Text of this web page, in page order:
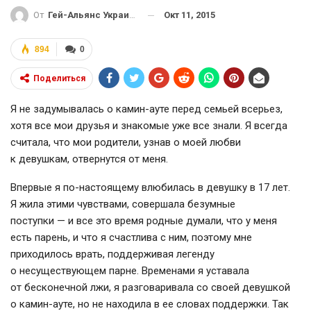
От Гей-Альянс Украина Окт 11, 2015
0
894
Поделиться
Я не задумывалась о камин-ауте перед семьей всерьез,
хотя все мои друзья и знакомые уже все знали. Я всегда
считала, что мои родители, узнав о моей любви
к девушкам, отвернутся от меня.
Впервые я по-настоящему влюбилась в девушку в 17 лет.
Я жила этими чувствами, совершала безумные
поступки — и все это время родные думали, что у меня
есть парень, и что я счастлива с ним, поэтому мне
приходилось врать, поддерживая легенду
о несуществующем парне. Временами я уставала
от бесконечной лжи, я разговаривала со своей девушкой
о камин-ауте, но не находила в ее словах поддержки. Так